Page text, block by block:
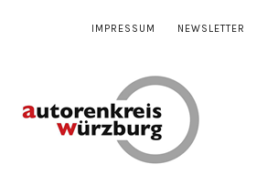
IMPRESSUM NEWSLETTER